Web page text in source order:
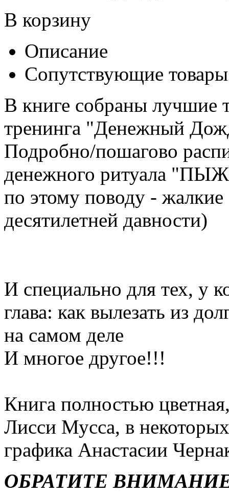
В корзину
Описание
Сопутствующие товары
В книге собраны лучшие
тренинга "Денежный
Подробно/пошагово
денежного ритуала
по этому поводу -
десятилетней давности)
И специально для тех, у
глава: как вылезать из
на самом деле
И многое другое!!!
Книга полностью
Лисси Мусса, в
графика Анастасии
ОБРАТИТЕ